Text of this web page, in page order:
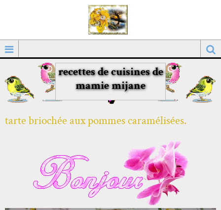
recettes de cuisines de
mamie mijane
tarte briochée aux pommes caramélisées.